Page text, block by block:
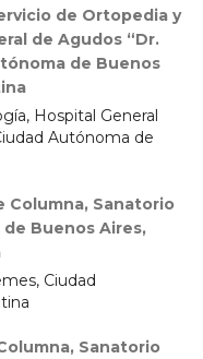
de Ortopedia y
de Agudos “Dr.
de Buenos
Hospital General
Autónoma de
Columna, Sanatorio
Buenos Aires,
Ciudad
Sanatorio